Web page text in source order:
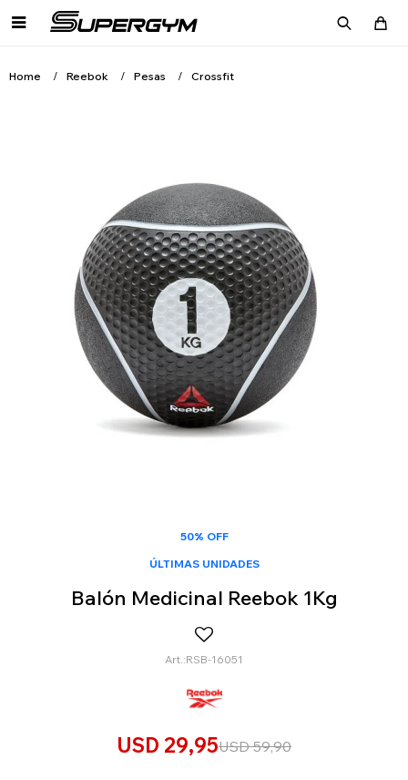

Home Reebok Pesas Crossfit
50% OFF
ÚLTIMAS UNIDADES
Balón Medicinal Reebok 1Kg
RSB-16051
USD 29,95USD 59,90